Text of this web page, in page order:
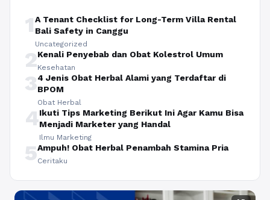
1A Tenant Checklist for Long-Term Villa Rental
Bali Safety in Canggu
Uncategorized
2Kenali Penyebab dan Obat Kolestrol Umum
Kesehatan
34 Jenis Obat Herbal Alami yang Terdaftar di
BPOM
Obat Herbal
4Ikuti Tips Marketing Berikut Ini Agar Kamu Bisa
Menjadi Marketer yang Handal
Ilmu Marketing
5Ampuh! Obat Herbal Penambah Stamina Pria
Ceritaku